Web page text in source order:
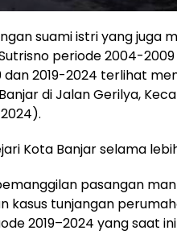
suami istri yang juga
periode 2004-
dan 2019-2024 terlihat
di Jalan Gerilya,
Kota Banjar selama
pasangan
kasus tunjangan
2019–2024 yang saat